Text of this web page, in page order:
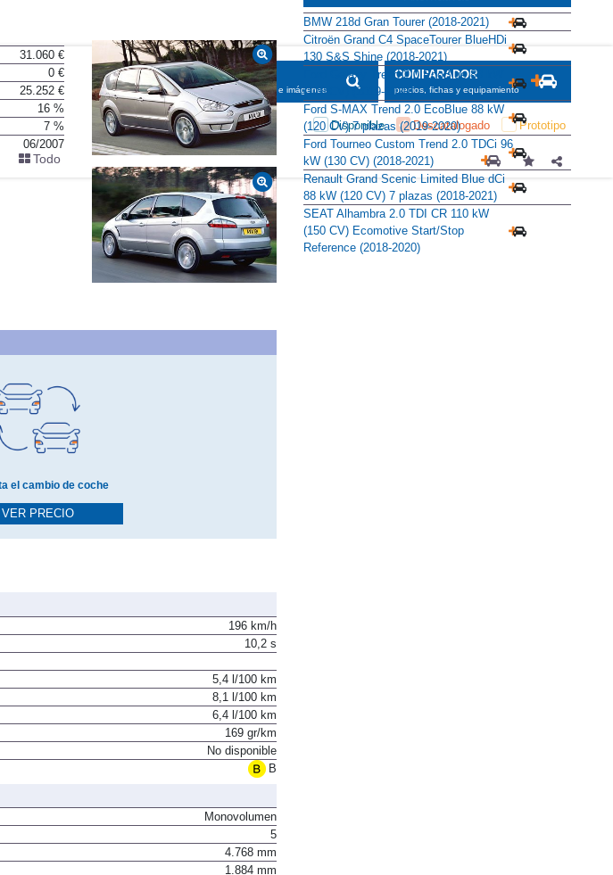
31.060 €
0 €
25.252 €
16 %
7 %
06/2007
VER PRECIO
196 km/h
5,4 l/100 km
8,1 l/100 km
6,4 l/100 km
169 gr/km
No disponible
Monovolumen
5
4.768 mm
Alternativas
BMW 218d Gran Tourer (2018-2021)
Citroën Grand C4 SpaceTourer BlueHDi
130 S&S Shine (2018-2021)
Ford Galaxy Trend 2.0 EcoBlue 88 kW
(120 CV) (2019-2020)
Ford S-MAX Trend 2.0 EcoBlue 88 kW
(120 CV) 7 plazas (2019-2020)
Ford Tourneo Custom Trend 2.0 TDCi 96
kW (130 CV) (2018-2021)
Renault Grand Scenic Limited Blue dCi
88 kW (120 CV) 7 plazas (2018-2021)
SEAT Alhambra 2.0 TDI CR 110 kW
(150 CV) Ecomotive Start/Stop